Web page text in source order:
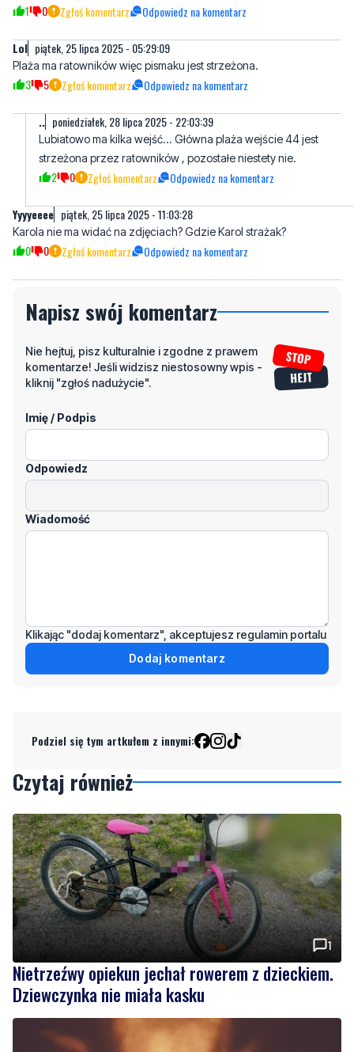
Plaża ma ratowników więc pismaku jest strzeżona.
.. poniedziałek, 28 lipca 2025 - 22:03:39
Lubiatowo ma kilka wejść... Główna plaża wejście 44 jest
2 0 Zgłoś komentarz Odpowiedz na komentarz
Yyyyeeee piątek, 25 lipca 2025 - 11:03:28
Karola nie ma widać na zdjęciach? Gdzie Karol strażak?
Napisz swój komentarz
komentarze! Jeśli widzisz niestosowny wpis -
kliknij "zgłoś nadużycie".
Imię / Podpis
Odpowiedz
Wiadomość
1
Nietrzeźwy opiekun jechał rowerem z dzieckiem.
Dziewczynka nie miała kasku